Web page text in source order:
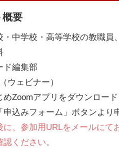
概要
・中学校・高等学校の教職員
ド編集部
ウェビナー）
Zoomアプリをダウンロード
「申込みフォーム」ボタンより
、参加用URLをメールにて
ください。